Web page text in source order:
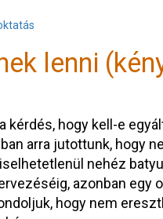
lenni
kérdés, hogy kell-e
arra jutottunk, hogy
nehéz
azonban egy
hogy nem